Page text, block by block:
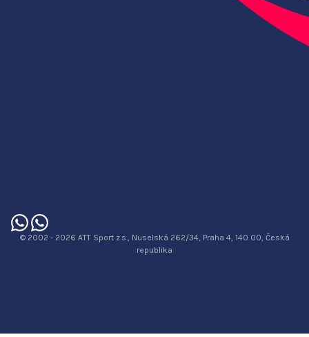
© 2002 - 2026 ATT Sport z.s., Nuselská 262/34, Praha 4, 140 00, Česká
republika